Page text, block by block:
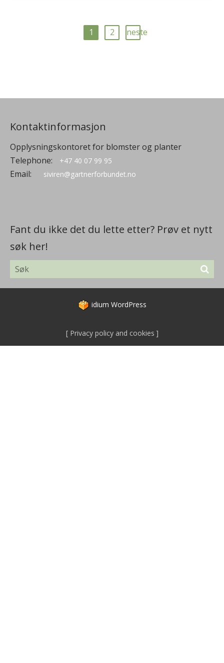
1 2 neste
Kontaktinformasjon
Opplysningskontoret for blomster og planter
Telephone:
+47 40 07 99 95
Email: siviren@gartnerforbundet.no
Fant du ikke det du lette etter? Prøv et nytt
søk her!
idium WordPress
Privacy policy and cookies